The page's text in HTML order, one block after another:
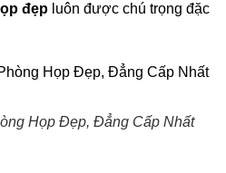
đẹp luôn được chú trọng đặc
Họp Đẹp, Đẳng Cấp Nhất